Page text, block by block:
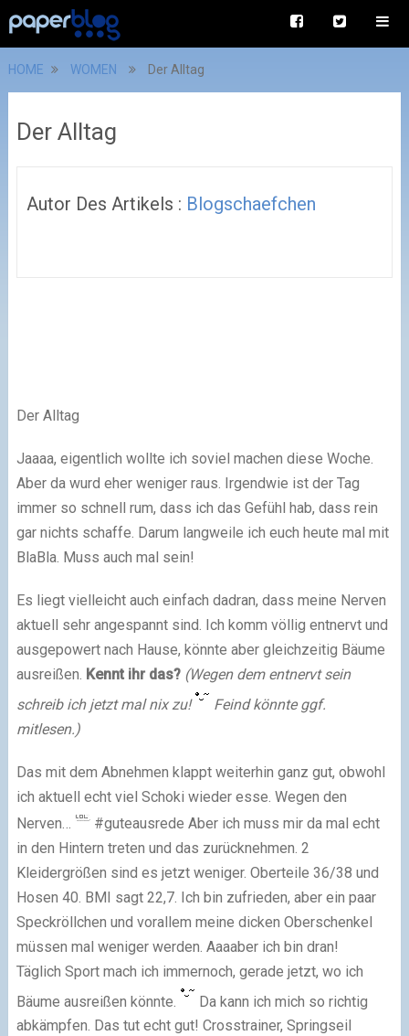
HOME WOMEN Der Alltag
Der Alltag
Autor Des Artikels : Blogschaefchen
Der Alltag
Jaaaa, eigentlich wollte ich soviel machen diese Woche.
Aber da wurd eher weniger raus. Irgendwie ist der Tag
immer so schnell rum, dass ich das Gefühl hab, dass rein
gar nichts schaffe. Darum langweile ich euch heute mal mit
BlaBla. Muss auch mal sein!
Es liegt vielleicht auch einfach dadran, dass meine Nerven
aktuell sehr angespannt sind. Ich komm völlig entnervt und
ausgepowert nach Hause, könnte aber gleichzeitig Bäume
ausreißen. Kennt ihr das? (Wegen dem entnervt sein
schreib ich jetzt mal nix zu!
Feind könnte ggf.
mitlesen.)
Das mit dem Abnehmen klappt weiterhin ganz gut, obwohl
ich aktuell echt viel Schoki wieder esse. Wegen den
Nerven…
#guteausrede Aber ich muss mir da mal echt
in den Hintern treten und das zurücknehmen. 2
Kleidergrößen sind es jetzt weniger. Oberteile 36/38 und
Hosen 40. BMI sagt 22,7. Ich bin zufrieden, aber ein paar
Speckröllchen und vorallem meine dicken Oberschenkel
müssen mal weniger werden. Aaaaber ich bin dran!
Täglich Sport mach ich immernoch, gerade jetzt, wo ich
Bäume ausreißen könnte.
Da kann ich mich so richtig
abkämpfen. Das tut echt gut! Crosstrainer, Springseil